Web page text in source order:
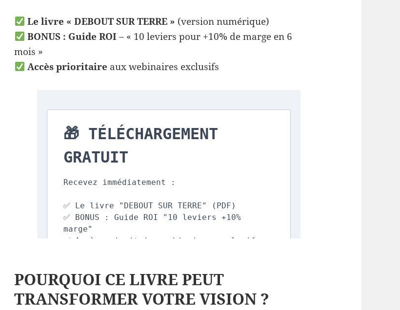
Le livre « DEBOUT SUR TERRE » (version numérique)
BONUS : Guide ROI – « 10 leviers pour +10% de marge en 6
mois »
Accès prioritaire aux webinaires exclusifs
POURQUOI CE LIVRE PEUT
TRANSFORMER VOTRE VISION ?